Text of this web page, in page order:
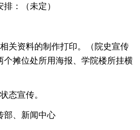
：（未定）
资料的制作打印。（院史宣传
个摊位处所用海报、学院楼所挂横
宣传。
、新闻中心